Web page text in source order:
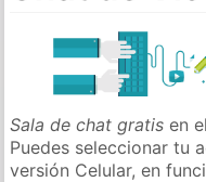
Sala de chat gratis en
Puedes seleccionar tu
versión Celular, en